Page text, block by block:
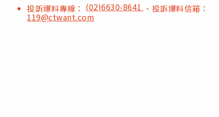
投訴爆料專線： (02)6630-8641 、投訴爆料信箱：
119@ctwant.com